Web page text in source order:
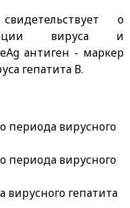
о
вируса и
антиген - маркер
гепатита В.
периода вирусного
периода вирусного
вирусного гепатита